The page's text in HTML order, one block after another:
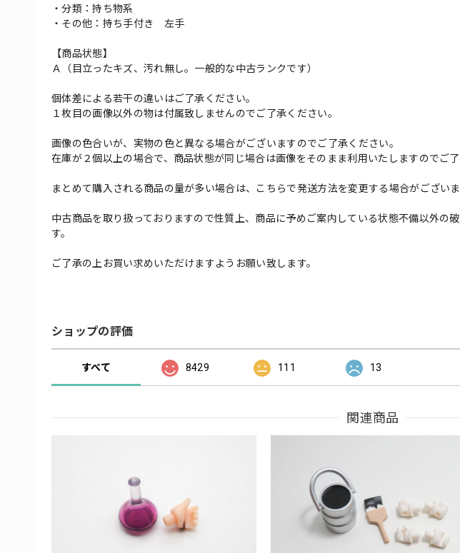
・分類：持ち物系
・その他：持ち手付き 左手
【商品状態】
Ａ（目立ったキズ、汚れ無し。一般的な中古ランクです）
個体差による若干の違いはご了承ください。
１枚目の画像以外の物は付属致しませんのでご了承ください。
画像の色合いが、実物の色と異なる場合がございますのでご了承ください。
在庫が２個以上の場合で、商品状態が同じ場合は画像をそのまま利用いたしますのでご了
まとめて購入される商品の量が多い場合は、こちらで発送方法を変更する場合がござい
中古商品を取り扱っておりますので性質上、商品に予めご案内している状態不備以外の
す。
ご了承の上お買い求めいただけますようお願い致します。
ショップの評価
すべて 8429 111 13
関連商品